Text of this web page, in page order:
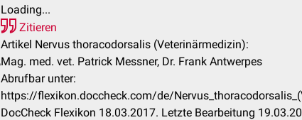
Loading...
Zitieren
Artikel Nervus thoracodorsalis (Veterinärmedizin):
Mag. med. vet. Patrick Messner, Dr. Frank Antwerpes
Abrufbar unter:
https://flexikon.doccheck.com/de/
DocCheck Flexikon 18.03.2017. Letzte Bearbeitung